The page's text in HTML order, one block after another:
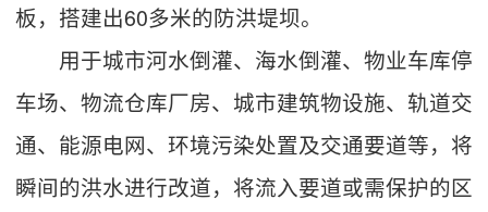
板，搭建出60多米的防洪堤坝。
用于城市河水倒灌、海水倒灌、物业车库停
车场、物流仓库厂房、城市建筑物设施、轨道交
通、能源电网、环境污染处置及交通要道等，将
瞬间的洪水进行改道，将流入要道或需保护的区